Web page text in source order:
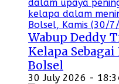
Wabup Deddy
Kelapa
Bolsel
30 July 2026 -